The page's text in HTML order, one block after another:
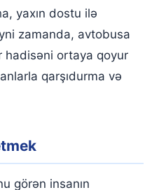
yaxın dostu ilə
zamanda, avtobusa
hadisəni ortaya qoyur
qarşıdurma və
görən insanın